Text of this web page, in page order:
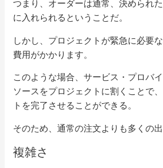
つまり、オーダーは通常、決められ
に入れられるということだ。
しかし、プロジェクトが緊急に必要
費用がかかります。
このような場合、サービス・プロバ
ソースをプロジェクトに割くことで
トを完了させることができる。
そのため、通常の注文よりも多くの
複雑さ